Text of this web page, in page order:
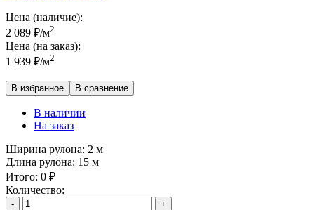
Цена (наличие):
2 089 ₽/м2
Цена (на заказ):
1 939 ₽/м2
В избранное В сравнение
В наличии
На заказ
Ширина рулона: 2 м
Длина рулона: 15 м
Итого: 0 ₽
Количество:
- +